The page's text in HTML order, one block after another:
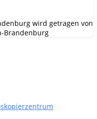
wird getragen von
Brandenburg